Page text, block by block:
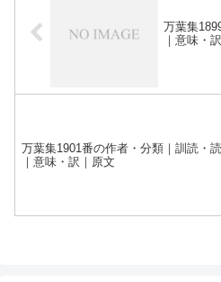
万葉集
｜意味・
万葉集1901番の作者・分類｜訓読・
｜意味・訳｜原文